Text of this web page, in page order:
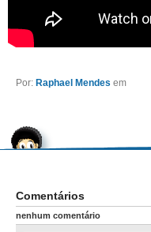
Por: Raphael Mendes em
Comentários
nenhum comentário